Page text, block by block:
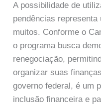
A possibilidade de
pendências
muitos. Conforme o
o programa busca
renegociação,
organizar suas
governo federal, é um
inclusão financeira e